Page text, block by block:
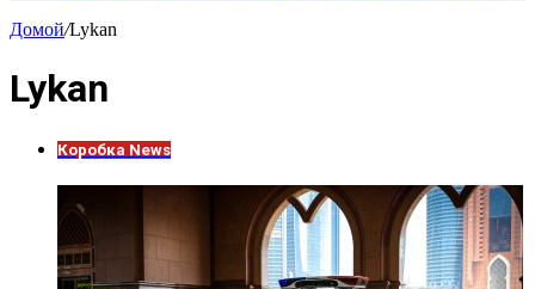
Домой/Lykan
Lykan
Коробка News